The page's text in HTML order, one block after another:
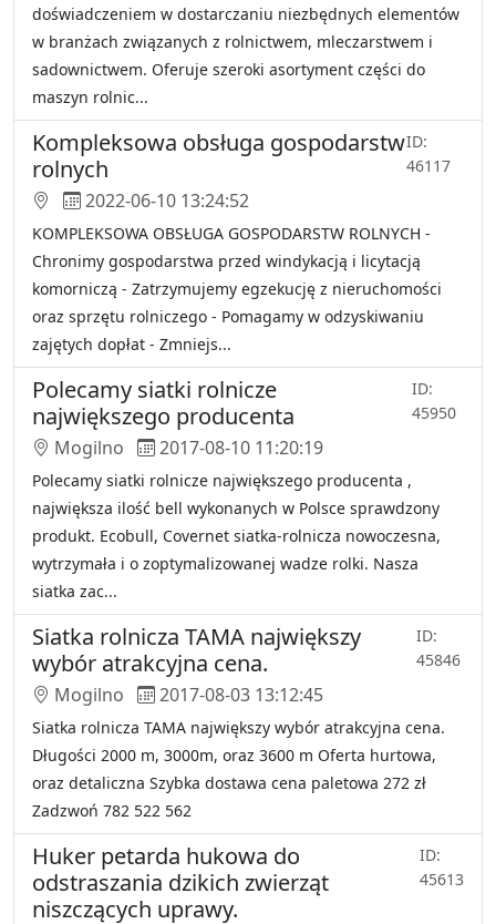
doświadczeniem w dostarczaniu niezbędnych elementów
w branżach związanych z rolnictwem, mleczarstwem i
sadownictwem. Oferuje szeroki asortyment części do
maszyn rolnic...
Kompleksowa obsługa gospodarstw
rolnych
ID:
46117
2022-06-10 13:24:52
KOMPLEKSOWA OBSŁUGA GOSPODARSTW ROLNYCH -
Chronimy gospodarstwa przed windykacją i licytacją
komorniczą - Zatrzymujemy egzekucję z nieruchomości
oraz sprzętu rolniczego - Pomagamy w odzyskiwaniu
zajętych dopłat - Zmniejs...
Polecamy siatki rolnicze
największego producenta
ID:
45950
Mogilno 2017-08-10 11:20:19
Polecamy siatki rolnicze największego producenta ,
największa ilość bell wykonanych w Polsce sprawdzony
produkt. Ecobull, Covernet siatka-rolnicza nowoczesna,
wytrzymała i o zoptymalizowanej wadze rolki. Nasza
siatka zac...
Siatka rolnicza TAMA największy
wybór atrakcyjna cena.
ID:
45846
Mogilno 2017-08-03 13:12:45
Siatka rolnicza TAMA największy wybór atrakcyjna cena.
Długości 2000 m, 3000m, oraz 3600 m Oferta hurtowa,
oraz detaliczna Szybka dostawa cena paletowa 272 zł
Zadzwoń 782 522 562
Huker petarda hukowa do
odstraszania dzikich zwierząt
niszczących uprawy.
ID:
45613